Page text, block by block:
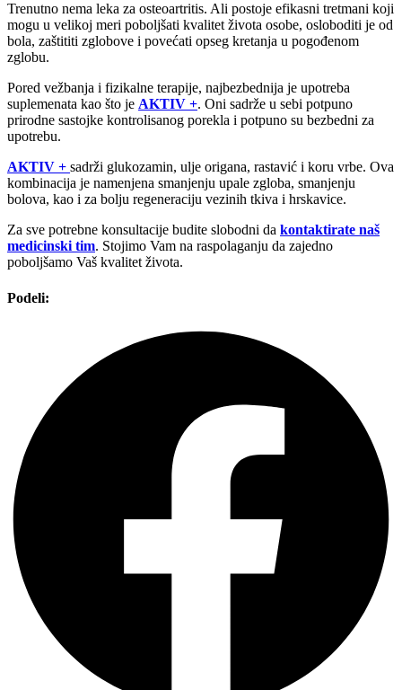
Trenutno nema leka za osteoartritis. Ali postoje efikasni tretmani koji
mogu u velikoj meri poboljšati kvalitet života osobe, osloboditi je od
bola, zaštititi zglobove i povećati opseg kretanja u pogođenom
zglobu.
Pored vežbanja i fizikalne terapije, najbezbednija je upotreba
suplemenata kao što je AKTIV +. Oni sadrže u sebi potpuno
prirodne sastojke kontrolisanog porekla i potpuno su bezbedni za
upotrebu.
AKTIV + sadrži glukozamin, ulje origana, rastavić i koru vrbe. Ova
kombinacija je namenjena smanjenju upale zgloba, smanjenju
bolova, kao i za bolju regeneraciju vezinih tkiva i hrskavice.
Za sve potrebne konsultacije budite slobodni da kontaktirate naš
medicinski tim. Stojimo Vam na raspolaganju da zajedno
poboljšamo Vaš kvalitet života.
Podeli: